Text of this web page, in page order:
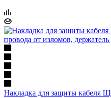
Накладка для защиты кабеля